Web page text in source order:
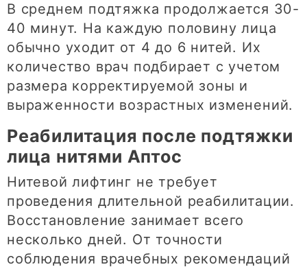
В среднем подтяжка продолжается 30-
40 минут. На каждую половину лица
обычно уходит от 4 до 6 нитей. Их
количество врач подбирает с учетом
размера корректируемой зоны и
выраженности возрастных изменений.
Реабилитация после подтяжки
лица нитями Аптос
Нитевой лифтинг не требует
проведения длительной реабилитации.
Восстановление занимает всего
несколько дней. От точности
соблюдения врачебных рекомендаций